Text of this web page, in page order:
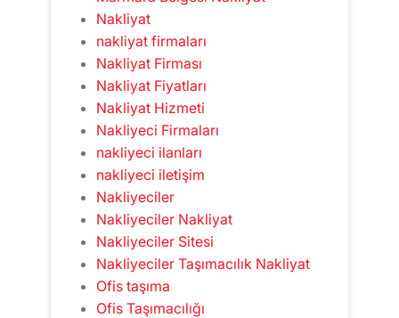
Nakliyat
nakliyat firmaları
Nakliyat Firması
Nakliyat Fiyatları
Nakliyat Hizmeti
Nakliyeci Firmaları
nakliyeci ilanları
nakliyeci iletişim
Nakliyeciler
Nakliyeciler Nakliyat
Nakliyeciler Sitesi
Nakliyeciler Taşımacılık Nakliyat
Ofis taşıma
Ofis Taşımacılığı